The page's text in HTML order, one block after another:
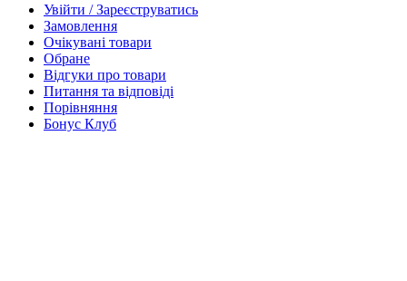
Увійти / Зареєструватись
Замовлення
Очікувані товари
Обране
Відгуки про товари
Питання та відповіді
Порівняння
Бонус Клуб